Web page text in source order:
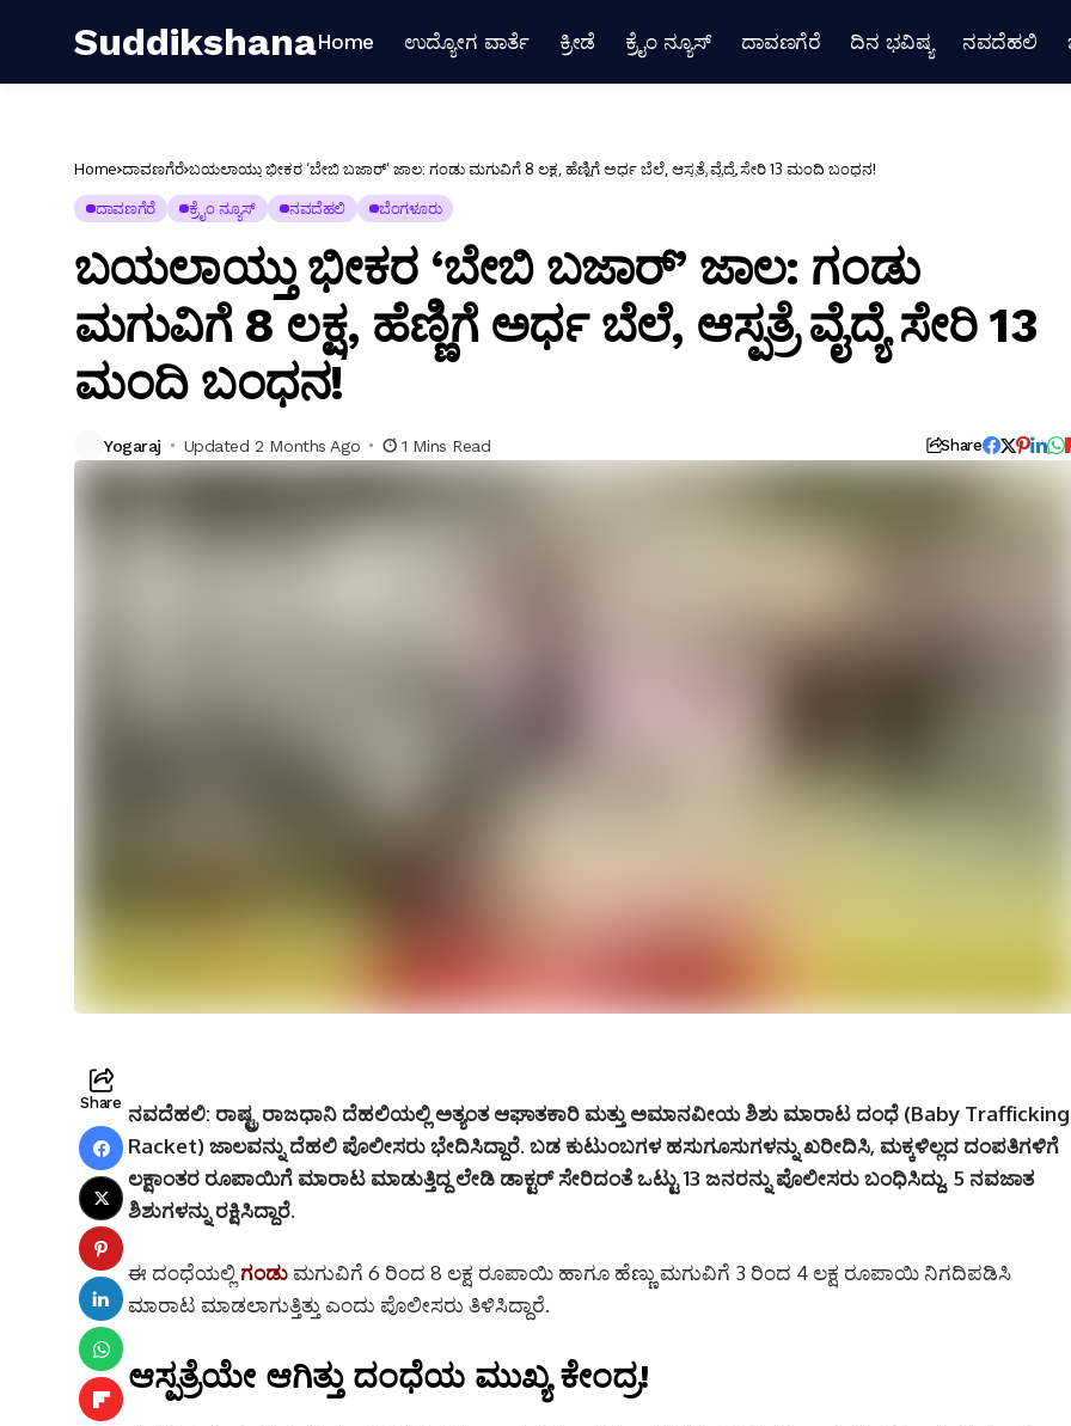
SuddikshanaHome ಉದ್ಯೋಗ ವಾರ್ತೆ ಕ್ರೀಡೆ ಕ್ರೈಂ ನ್ಯೂಸ್ ದಾವಣಗೆರೆ ದಿನ ಭವಿಷ್ಯ ನವದೆಹಲಿ
Home ದಾವಣಗೆರೆ ಬಯಲಾಯ್ತು ಭೀಕರ ‘ಬೇಬಿ ಬಜಾರ್‌’ ಜಾಲ: ಗಂಡು ಮಗುವಿಗೆ 8 ಲಕ್ಷ, ಹೆಣ್ಣಿಗೆ ಅರ್ಧ ಬೆಲೆ, ಆಸ್ಪತ್ರೆ ವೈದ್ಯೆ ಸೇರಿ 13 ಮಂದಿ ಬಂಧನ!
ದಾವಣಗೆರೆ ಕ್ರೈಂ ನ್ಯೂಸ್ ನವದೆಹಲಿ ಬೆಂಗಳೂರು
ಬಯಲಾಯ್ತು ಭೀಕರ ‘ಬೇಬಿ ಬಜಾರ್‌’ ಜಾಲ: ಗಂಡು
ಮಗುವಿಗೆ 8 ಲಕ್ಷ, ಹೆಣ್ಣಿಗೆ ಅರ್ಧ ಬೆಲೆ, ಆಸ್ಪತ್ರೆ ವೈದ್ಯೆ ಸೇರಿ 13
ಮಂದಿ ಬಂಧನ!
Yogaraj Updated 2 Months Ago 1 Mins Read Share
Share ನವದೆಹಲಿ: ರಾಷ್ಟ್ರ ರಾಜಧಾನಿ ದೆಹಲಿಯಲ್ಲಿ ಅತ್ಯಂತ ಆಘಾತಕಾರಿ ಮತ್ತು ಅಮಾನವೀಯ ಶಿಶು ಮಾರಾಟ ದಂಧೆ (Baby Trafficking
Racket) ಜಾಲವನ್ನು ದೆಹಲಿ ಪೊಲೀಸರು ಭೇದಿಸಿದ್ದಾರೆ. ಬಡ ಕುಟುಂಬಗಳ ಹಸುಗೂಸುಗಳನ್ನು ಖರೀದಿಸಿ, ಮಕ್ಕಳಿಲ್ಲದ ದಂಪತಿಗಳಿಗೆ
ಲಕ್ಷಾಂತರ ರೂಪಾಯಿಗೆ ಮಾರಾಟ ಮಾಡುತ್ತಿದ್ದ ಲೇಡಿ ಡಾಕ್ಟರ್ ಸೇರಿದಂತೆ ಒಟ್ಟು 13 ಜನರನ್ನು ಪೊಲೀಸರು ಬಂಧಿಸಿದ್ದು, 5 ನವಜಾತ
ಶಿಶುಗಳನ್ನು ರಕ್ಷಿಸಿದ್ದಾರೆ.
ಈ ದಂಧೆಯಲ್ಲಿ ಗಂಡು ಮಗುವಿಗೆ 6 ರಿಂದ 8 ಲಕ್ಷ ರೂಪಾಯಿ ಹಾಗೂ ಹೆಣ್ಣು ಮಗುವಿಗೆ 3 ರಿಂದ 4 ಲಕ್ಷ ರೂಪಾಯಿ ನಿಗದಿಪಡಿಸಿ
ಮಾರಾಟ ಮಾಡಲಾಗುತ್ತಿತ್ತು ಎಂದು ಪೊಲೀಸರು ತಿಳಿಸಿದ್ದಾರೆ.
ಆಸ್ಪತ್ರೆಯೇ ಆಗಿತ್ತು ದಂಧೆಯ ಮುಖ್ಯ ಕೇಂದ್ರ!